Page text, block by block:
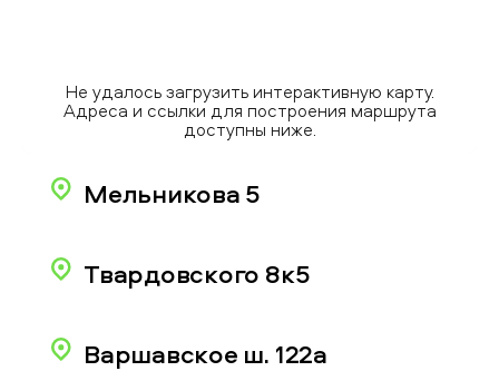
Не удалось загрузить интерактивную карту.
Адреса и ссылки для построения маршрута
доступны ниже.
Мельникова 5
Твардовского 8к5
Варшавское ш. 122а